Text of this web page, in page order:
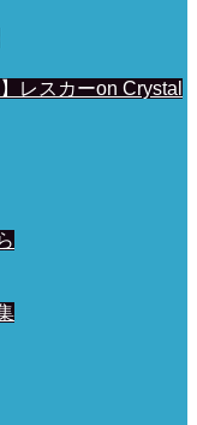
レスカーon Crystal